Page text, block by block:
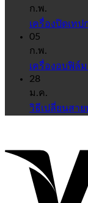
ก.พ.
เครื่องปิดเทป
05
ก.พ.
เครื่องอบฟิล์ม
28
ม.ค.
วิธีเปลี่ยนสา